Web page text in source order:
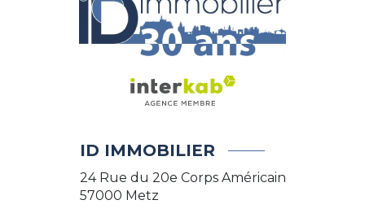
ID IMMOBILIER
24 Rue du 20e Corps Américain
57000 Metz